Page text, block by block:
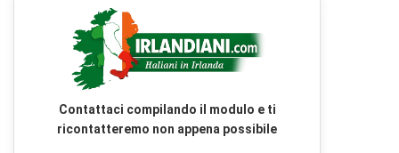
Contattaci compilando il modulo e ti
ricontatteremo non appena possibile